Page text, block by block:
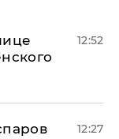
12:52
12:27